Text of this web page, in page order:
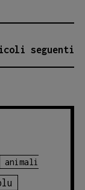
seguenti
animali